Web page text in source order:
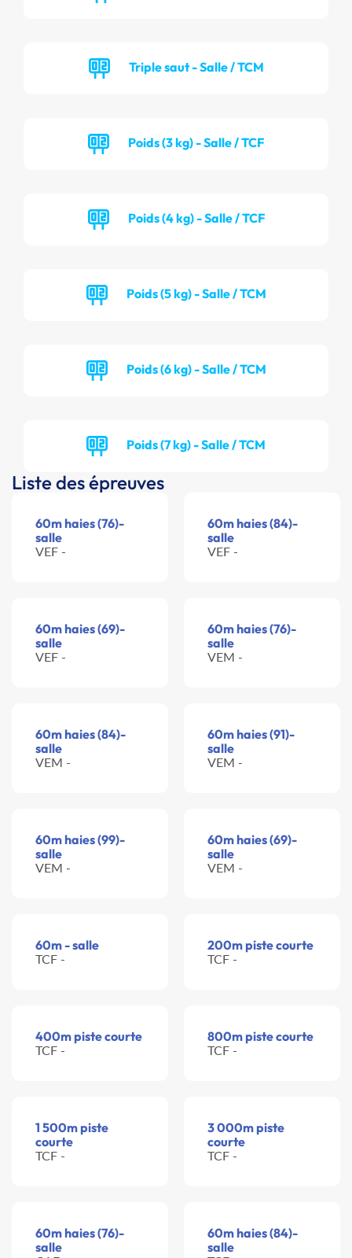
Triple saut - Salle / TCM
Poids (3 kg) - Salle / TCF
Poids (4 kg) - Salle / TCF
Poids (5 kg) - Salle / TCM
Poids (6 kg) - Salle / TCM
Poids (7 kg) - Salle / TCM
Liste des épreuves
60m haies (76)-
salle
VEF -
60m haies (84)-
salle
VEF -
60m haies (69)-
salle
VEF -
60m haies (76)-
salle
VEM -
60m haies (84)-
salle
VEM -
60m haies (91)-
salle
VEM -
60m haies (99)-
salle
VEM -
60m haies (69)-
salle
VEM -
60m - salle
TCF -
200m piste courte
TCF -
400m piste courte
TCF -
800m piste courte
TCF -
1 500m piste
courte
TCF -
3 000m piste
courte
TCF -
60m haies (76)-
salle
60m haies (84)-
salle